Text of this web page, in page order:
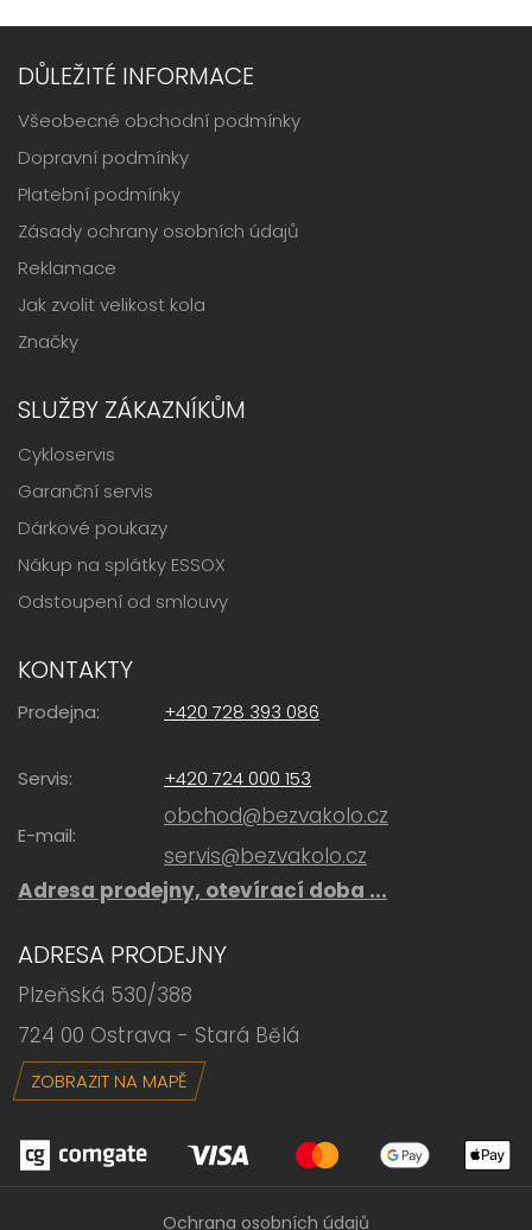
DŮLEŽITÉ INFORMACE
Všeobecné obchodní podmínky
Dopravní podmínky
Platební podmínky
Zásady ochrany osobních údajů
Reklamace
Jak zvolit velikost kola
Značky
SLUŽBY ZÁKAZNÍKŮM
Cykloservis
Garanční servis
Dárkové poukazy
Nákup na splátky ESSOX
Odstoupení od smlouvy
KONTAKTY
Prodejna: +420 728 393 086
Servis: +420 724 000 153
E-mail:
obchod@bezvakolo.cz
servis@bezvakolo.cz
Adresa prodejny, otevírací doba ...
ADRESA PRODEJNY
Plzeňská 530/388
724 00 Ostrava - Stará Bělá
ZOBRAZIT NA MAPĚ
Ochrana osobních údajů